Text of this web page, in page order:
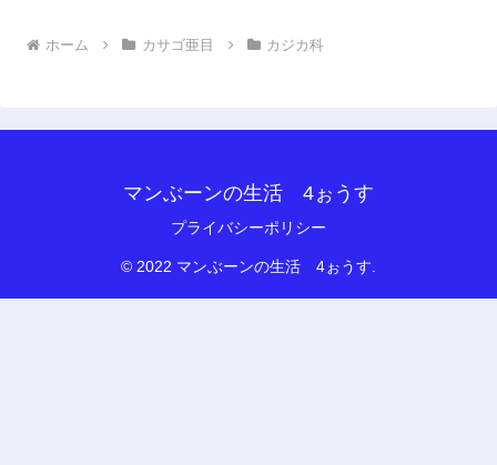
ホーム カサゴ亜目 カジカ科
マンぶーンの生活 4ぉうす
プライバシーポリシー
© 2022 マンぶーンの生活 4ぉうす.